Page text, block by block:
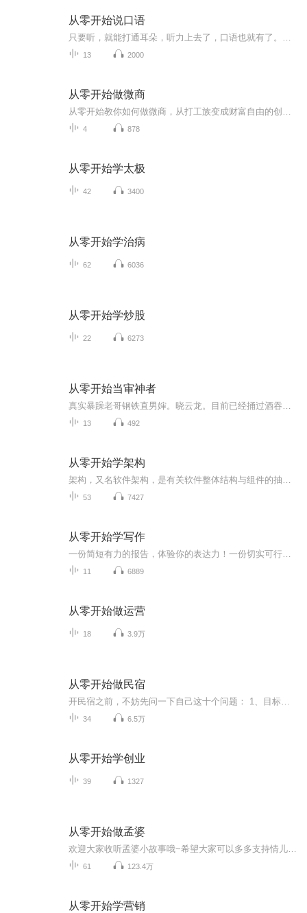
从零开始说口语
13 2000
从零开始做微商
4 878
从零开始学太极
42 3400
从零开始学治病
62 6036
从零开始学炒股
22 6273
从零开始当审神者
13 492
从零开始学架构
53 7427
从零开始学写作
11 6889
从零开始做运营
18 3.9万
从零开始做民宿
34 6.5万
从零开始学创业
39 1327
从零开始做孟婆
61 123.4万
从零开始学营销